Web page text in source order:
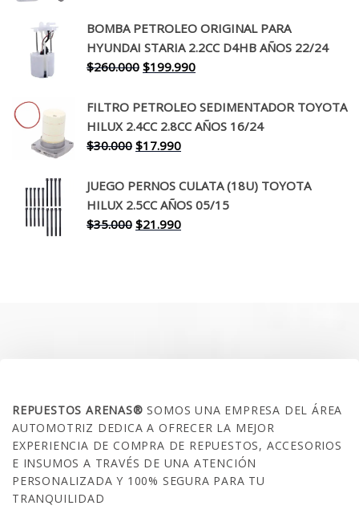
original
era:
$650.000.
actual
es:
$519.990.
BOMBA PETROLEO ORIGINAL PARA
HYUNDAI STARIA 2.2CC D4HB AÑOS 22/24
$260.000 El
original
era:
$260.000.
$199.990El
actual
es:
FILTRO PETROLEO SEDIMENTADOR TOYOTA
HILUX 2.4CC 2.8CC AÑOS 16/24
$30.000 El
original
era:
$30.000.
$17.990El
actual
es:
$17.990.
JUEGO PERNOS CULATA (18U) TOYOTA
HILUX 2.5CC AÑOS 05/15
$35.000 El
$21.990El
REPUESTOS ARENAS®SOMOS UNA EMPRESA DEL ÁREA
AUTOMOTRIZ DEDICA A OFRECER LA MEJOR
EXPERIENCIA DE COMPRA DE REPUESTOS, ACCESORIOS
E INSUMOS A TRAVÉS DE UNA ATENCIÓN
PERSONALIZADA Y 100% SEGURA PARA TU
TRANQUILIDAD